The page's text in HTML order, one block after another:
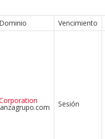
Vencimiento
Sesión